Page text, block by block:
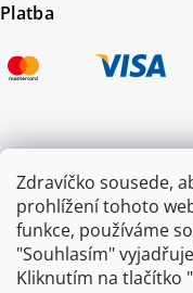
Zdravíčko sousede,
prohlížení tohoto
funkce, používáme
"Souhlasím"
Kliknutím na tlačítko
Platba
Certifikace